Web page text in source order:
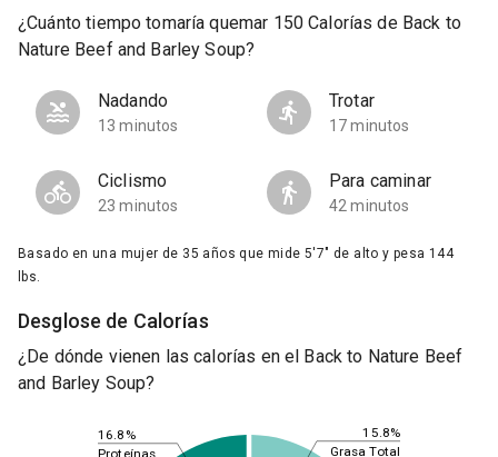
¿Cuánto tiempo tomaría quemar 150 Calorías de Back to
Nature Beef and Barley Soup?
Nadando
13 minutos
Trotar
17 minutos
Ciclismo
23 minutos
Para caminar
42 minutos
Basado en una mujer de 35 años que mide 5'7" de alto y pesa 144
lbs.
Desglose de Calorías
¿De dónde vienen las calorías en el Back to Nature Beef
and Barley Soup?
15.8%
16.8%
Grasa Total
Proteínas